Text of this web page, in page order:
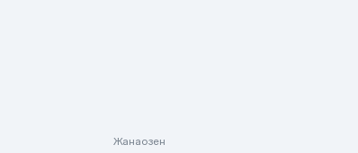
Жанаозен